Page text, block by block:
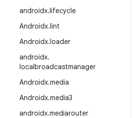
androidx.lifecycle
Androidx.lint
Androidx.loader
androidx.
localbroadcastmanager
Androidx.media
Androidx.media3
androidx.mediarouter